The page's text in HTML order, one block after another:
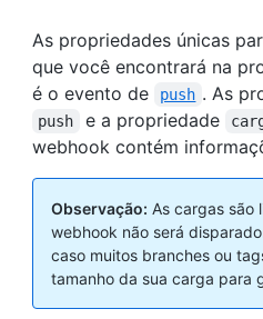
As propriedades únicas
que você encontrará na
é o evento de
push . As
push e a propriedade
webhook contém
Observação: As cargas são
webhook não será
caso muitos branches ou
tamanho da sua carga para